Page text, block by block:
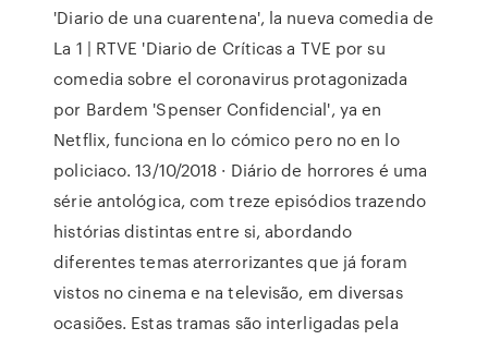
'Diario de una cuarentena', la nueva comedia de
La 1 | RTVE 'Diario de Críticas a TVE por su
comedia sobre el coronavirus protagonizada
por Bardem 'Spenser Confidencial', ya en
Netflix, funciona en lo cómico pero no en lo
policiaco. 13/10/2018 · Diário de horrores é uma
série antológica, com treze episódios trazendo
histórias distintas entre si, abordando
diferentes temas aterrorizantes que já foram
vistos no cinema e na televisão, em diversas
ocasiões. Estas tramas são interligadas pela